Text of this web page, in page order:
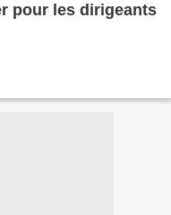
pour les dirigeants